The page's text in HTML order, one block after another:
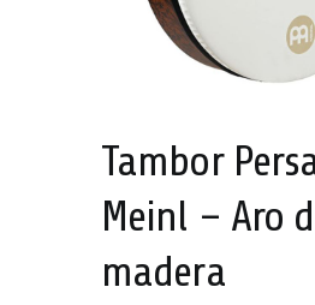
Tambor
Meinl – Aro
madera